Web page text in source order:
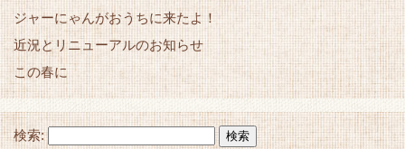
ジャーにゃんがおうちに来たよ！
近況とリニューアルのお知らせ
この春に
検索: